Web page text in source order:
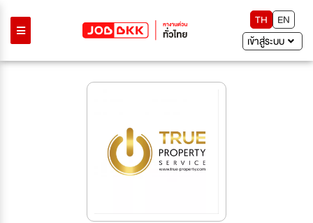
TH
EN
เข้าสู่ระบบ